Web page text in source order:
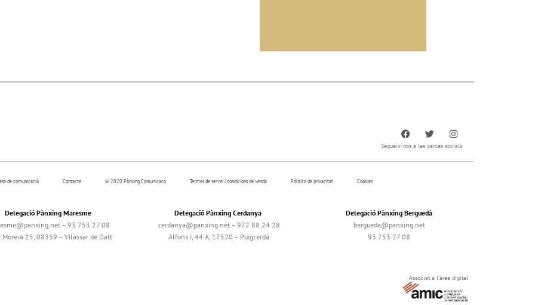
Segueix-nos a les xarxes socials
de comunicació Contacte © 2020 Pànxing Comunicacó Termes de servei i condicions de venda Pólitica de privacitat Cookies
Delegació Pànxing Maresme
– 93 753 27 08
Morera 25, 08339 – Vilassar de Dalt
Delegació Pànxing Cerdanya
cerdanya@panxing.net – 972 88 24 28
Alfons I, 44 A, 17520 – Puigcerdà
Delegació Pànxing Berguedà
bergueda@panxing.net
93 753 27 08
Associat a l'àrea digital